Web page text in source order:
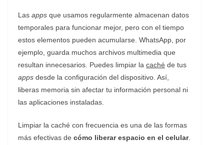
Las apps que usamos regularmente almacenan datos
temporales para funcionar mejor, pero con el tiempo
estos elementos pueden acumularse. WhatsApp, por
ejemplo, guarda muchos archivos multimedia que
resultan innecesarios. Puedes limpiar la caché de tus
apps desde la configuración del dispositivo. Así,
liberas memoria sin afectar tu información personal ni
las aplicaciones instaladas.
Limpiar la caché con frecuencia es una de las formas
más efectivas de cómo liberar espacio en el celular.